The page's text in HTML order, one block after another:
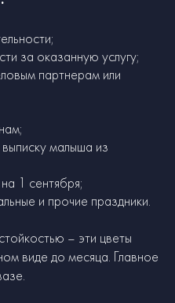
за оказанную услугу;
партнерам или
малыша из
1 сентября;
и прочие праздники.
– эти цветы
виде до месяца. Главное